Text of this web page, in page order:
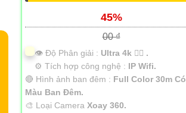
45%
00 ₫
👁 Độ Phân giải : Ultra 4k 👍🏾 .
⚙ Tích hợp công nghệ : IP Wifi.
🔴 Hình ảnh ban đêm : Full Color 30m Có
Màu Ban Ðêm.
🎨 Loại Camera Xoay 360.